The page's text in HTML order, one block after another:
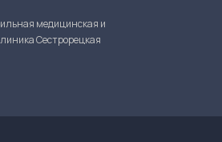
медицинская и
Сестрорецкая